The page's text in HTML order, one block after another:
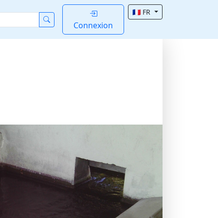
Connexion
🇫🇷 FR